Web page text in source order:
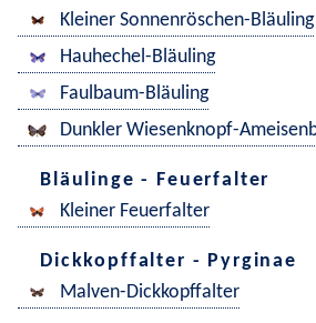
Kleiner Sonnenröschen-Bläuling
Hauhechel-Bläuling
Faulbaum-Bläuling
Dunkler Wiesenknopf-
Bläulinge - Feuerfalter
Kleiner Feuerfalter
Dickkopffalter - Pyrginae
Malven-Dickkopffalter